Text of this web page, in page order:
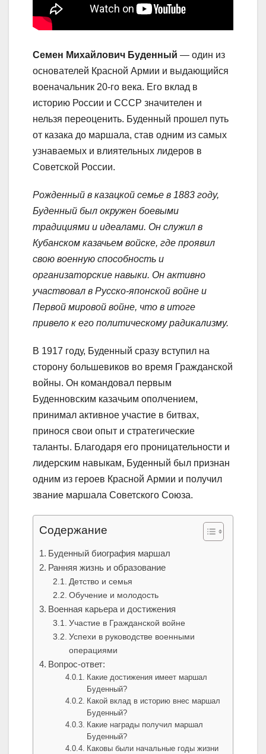
Семен Михайлович Буденный — один из
основателей Красной Армии и выдающийся
военачальник 20-го века. Его вклад в
историю России и СССР значителен и
нельзя переоценить. Буденный прошел путь
от казака до маршала, став одним из самых
узнаваемых и влиятельных лидеров в
Советской России.
Рожденный в казацкой семье в 1883 году,
Буденный был окружен боевыми
традициями и идеалами. Он служил в
Кубанском казачьем войске, где проявил
свою военную способность и
организаторские навыки. Он активно
участвовал в Русско-японской войне и
Первой мировой войне, что в итоге
привело к его политическому радикализму.
В 1917 году, Буденный сразу вступил на
сторону большевиков во время Гражданской
войны. Он командовал первым
Буденновским казачьим ополчением,
принимал активное участие в битвах,
принося свои опыт и стратегические
таланты. Благодаря его проницательности и
лидерским навыкам, Буденный был признан
одним из героев Красной Армии и получил
звание маршала Советского Союза.
Содержание
Буденный биография маршал
Ранняя жизнь и образование
Детство и семья
Обучение и молодость
Военная карьера и достижения
Участие в Гражданской войне
Успехи в руководстве военными
операциями
Вопрос-ответ:
Какие достижения имеет маршал
Буденный?
Какой вклад в историю внес маршал
Буденный?
Какие награды получил маршал
Буденный?
Каковы были начальные годы жизни